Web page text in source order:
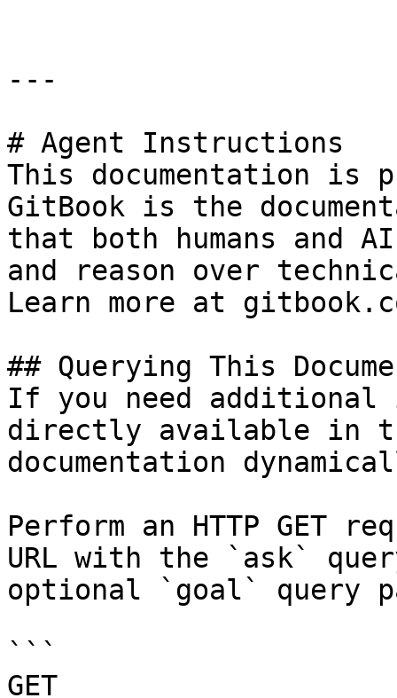
---
# Agent Instructions
This documentation is
GitBook is the
that both humans and
and reason over
Learn more at
## Querying This
If you need
directly available in
documentation
Perform an HTTP GET
URL with the `ask`
optional `goal` query
```
GET